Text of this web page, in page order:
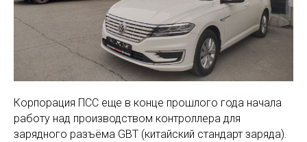
Корпорация ПСС еще в конце прошлого года начала
работу над производством контроллера для
зарядного разъёма GBT (китайский стандарт заряда).